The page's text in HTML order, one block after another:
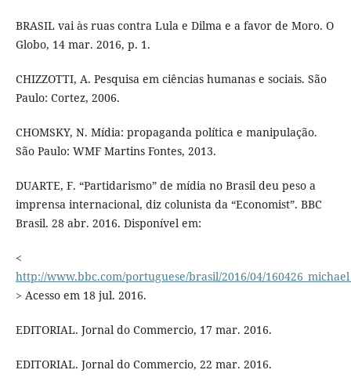
BRASIL vai às ruas contra Lula e Dilma e a favor de Moro. O
Globo, 14 mar. 2016, p. 1.
CHIZZOTTI, A. Pesquisa em ciências humanas e sociais. São
Paulo: Cortez, 2006.
CHOMSKY, N. Mídia: propaganda política e manipulação.
São Paulo: WMF Martins Fontes, 2013.
DUARTE, F. “Partidarismo” de mídia no Brasil deu peso a
imprensa internacional, diz colunista da “Economist”. BBC
Brasil. 28 abr. 2016. Disponível em:
<
http://www.bbc.com/portuguese/brasil/2016/04/
> Acesso em 18 jul. 2016.
EDITORIAL. Jornal do Commercio, 17 mar. 2016.
EDITORIAL. Jornal do Commercio, 22 mar. 2016.